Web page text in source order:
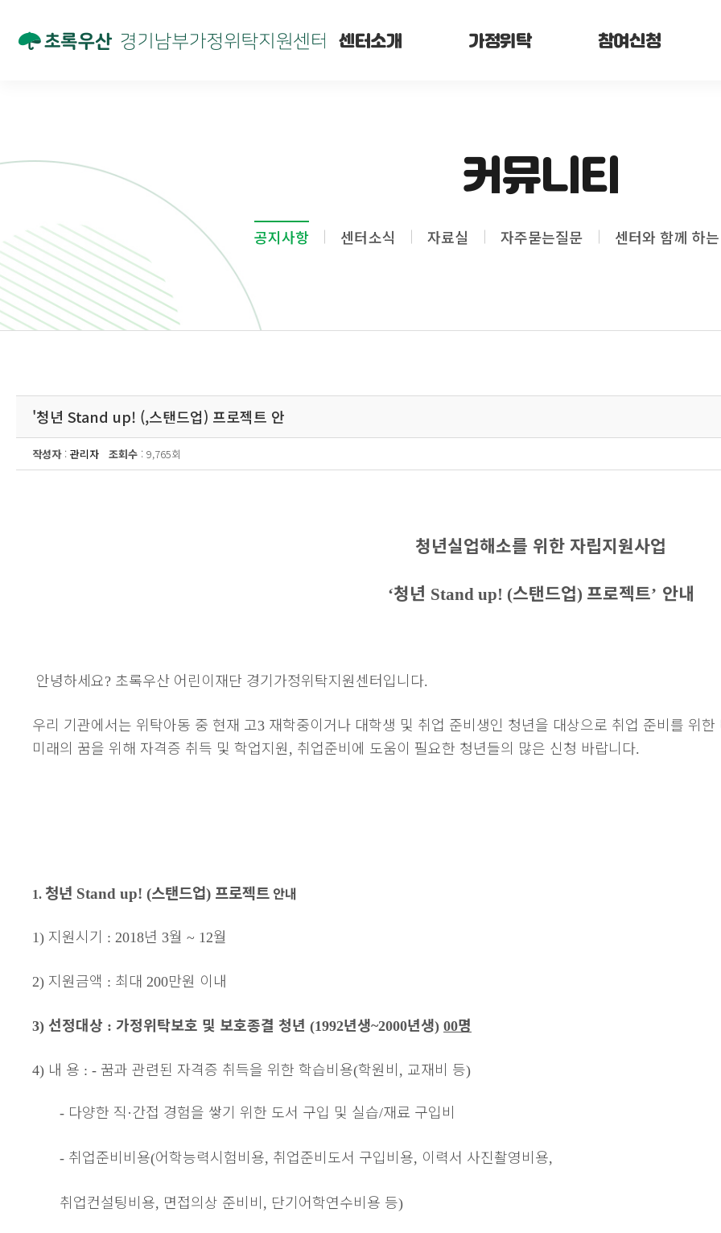
센터소개 가정위탁 참여신청
커뮤니티
공지사항 센터소식 자료실 자주묻는질문 센터와 함께 하
'청년 Stand up! (, 스탠드업 ) 프로젝트 안
작성자: 관리자 조회수 : 9,765회
청년실업해소를 위한 자립지원사업
‘청년 Stand up! (스탠드업) 프로젝트’ 안내
안녕하세요? 초록우산 어린이재단 경기가정위탁지원센터입니다.
우리 기관에서는 위탁아동 중 현재 고3 재학중이거나 대학생 및 취업 준비생인 청년을 대상으로 취업 준비를 위
미래의 꿈을 위해 자격증 취득 및 학업지원 , 취업준비에 도움이 필요한 청년들의 많은 신청 바랍니다.
1. 청년 Stand up! (스탠드업) 프로젝트 안내
1) 지원시기 : 2018년 3월 ~ 12월
2) 지원금액 : 최대 200만원 이내
3) 선정대상 : 가정위탁보호 및 보호종결 청년 (1992년생~2000년생) 00명
4) 내 용 : - 꿈과 관련된 자격증 취득을 위한 학습비용(학원비 , 교재비 등)
- 다양한 직 ·간접 경험을 쌓기 위한 도서 구입 및 실습/재료 구입비
- 취업준비비용(어학능력시험비용, 취업준비도서 구입비용, 이력서 사진촬영비용,
취업컨설팅비용, 면접의상 준비비 , 단기어학연수비용 등)